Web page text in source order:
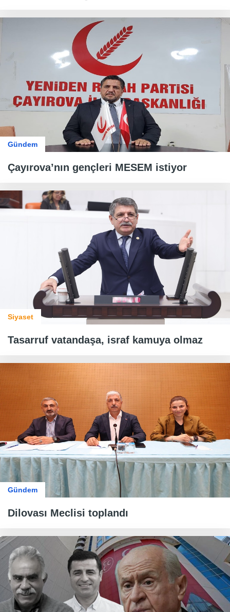
Gündem
Çayırova’nın gençleri MESEM istiyor
Siyaset
Tasarruf vatandaşa, israf kamuya olmaz
Gündem
Dilovası Meclisi toplandı